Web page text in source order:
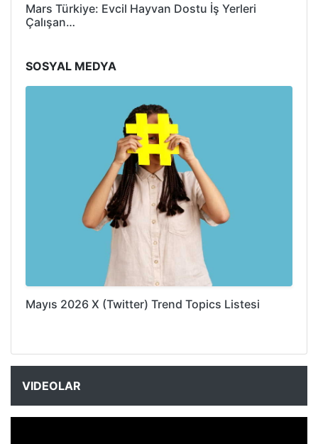
Mars Türkiye: Evcil Hayvan Dostu İş Yerleri
Çalışan…
SOSYAL MEDYA
Mayıs 2026 X (Twitter) Trend Topics Listesi
VIDEOLAR